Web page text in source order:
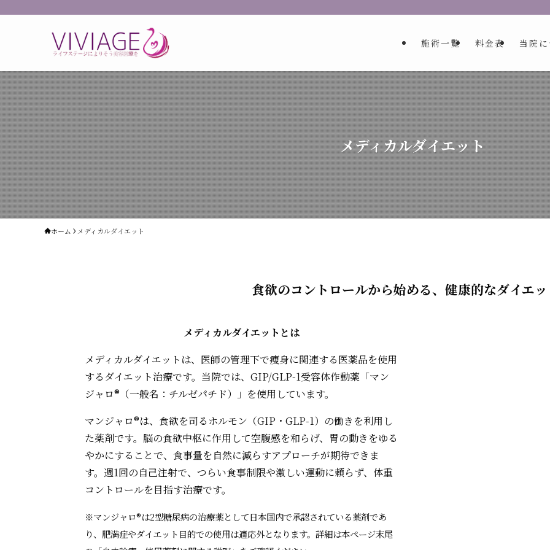
施術一覧 料金表 当院
メディカルダイエット
ホーム メディカルダイエット
食欲のコントロールから始める、健康的なダイエ
メディカルダイエットとは
メディカルダイエットは、医師の管理下で痩身に関連する医薬品を使用
するダイエット治療です。当院では、GIP/GLP-1受容体作動薬「マン
ジャロ®（一般名：チルゼパチド）」を使用しています。
マンジャロ®は、食欲を司るホルモン（GIP・GLP-1）の働きを利用し
た薬剤です。脳の食欲中枢に作用して空腹感を和らげ、胃の動きをゆる
やかにすることで、食事量を自然に減らすアプローチが期待できま
す。週1回の自己注射で、つらい食事制限や激しい運動に頼らず、体重
コントロールを目指す治療です。
※マンジャロ®は2型糖尿病の治療薬として日本国内で承認されている薬剤であ
り、肥満症やダイエット目的での使用は適応外となります。詳細は本ページ末尾